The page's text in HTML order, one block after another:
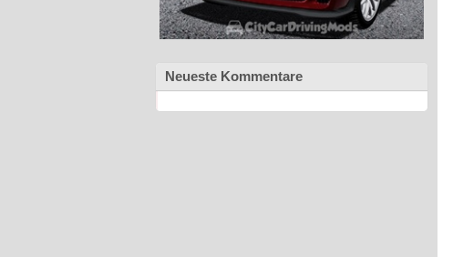
Neueste Kommentare